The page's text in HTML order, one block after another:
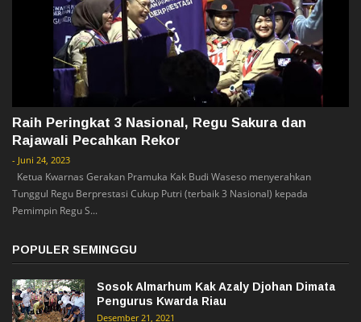
Raih Peringkat 3 Nasional, Regu Sakura dan
Rajawali Pecahkan Rekor
- Juni 24, 2023
Ketua Kwarnas Gerakan Pramuka Kak Budi Waseso menyerahkan
Tunggul Regu Berprestasi Cukup Putri (terbaik 3 Nasional) kepada
Pemimpin Regu S...
POPULER SEMINGGU
Sosok Almarhum Kak Azaly Djohan Dimata
Pengurus Kwarda Riau
Desember 21, 2021